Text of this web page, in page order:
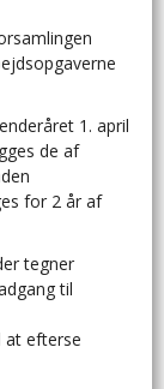
1. april
de af
for 2 år af
tegner
til
at efterse